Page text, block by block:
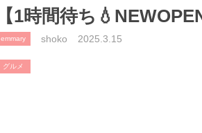
【1時間待ち
emmary
グルメ
shoko 2025.3.15